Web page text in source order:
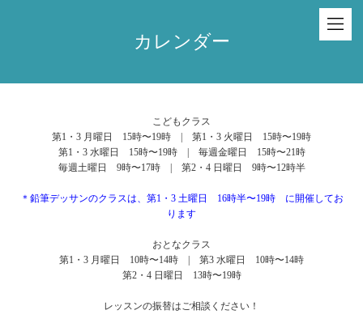
カレンダー
こどもクラス
第1・3 月曜日 15時〜19時 | 第1・3 火曜日 15時〜19時
第1・3 水曜日 15時〜19時 | 毎週金曜日 15時〜21時
毎週土曜日 9時〜17時 | 第2・4 日曜日 9時〜12時半
＊鉛筆デッサンのクラスは、第1・3 土曜日 16時半〜19時 に開催してお
ります
おとなクラス
第1・3 月曜日 10時〜14時 | 第3 水曜日 10時〜14時
第2・4 日曜日 13時〜19時
レッスンの振替はご相談ください！